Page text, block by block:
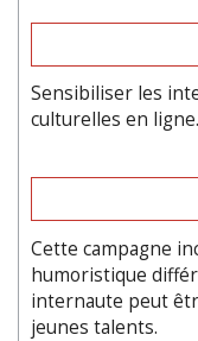
Sensibiliser les
culturelles en ligne.
Cette campagne
humoristique
internaute peut
jeunes talents.